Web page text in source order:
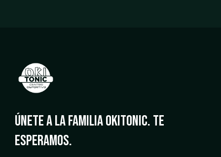
ÚNETE A LA FAMILIA OKITONIC.TE
ESPERAMOS.